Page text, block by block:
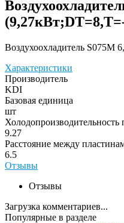
Воздухоохладитель S075M
Характеристики
Производитель
KDI
Базовая единица
шт
9.27
Расстояние между
6.5
Отзывы
Отзывы
Загрузка комментариев...
Популярные в разделе